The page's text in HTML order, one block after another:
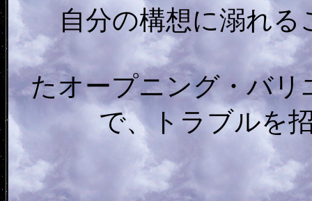
自分の構想に溺れ
たオープニング・バ
で、トラブルを